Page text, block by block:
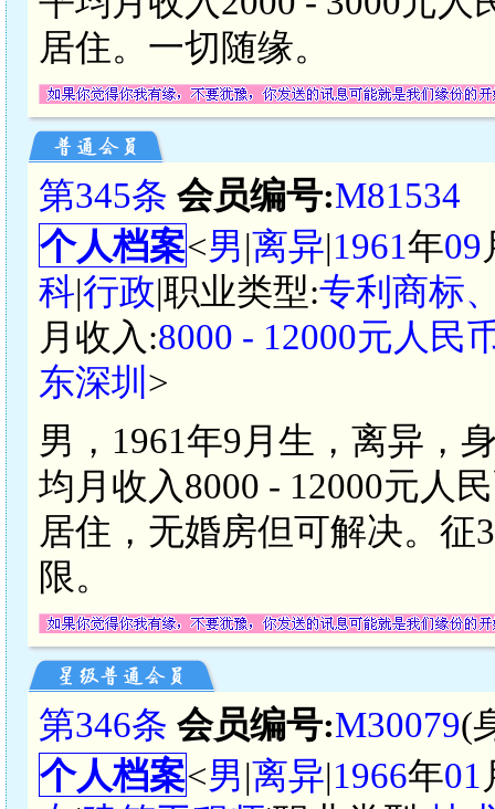
居住。一切随缘。
第345条 会员编号:M81534
个人档案<男|离异|1961年09
科|行政|职业类型:专利商标
月收入:8000 - 12000元人民
东深圳 >
男，1961年9月生，离异，
均月收入8000 - 12000元人
居住，无婚房但可解决。征
限。
第346条 会员编号:M30079(
个人档案<男|离异|1966年01